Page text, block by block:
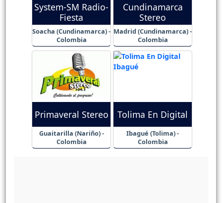
System-SM Radio-
Fiesta
Soacha (Cundinamarca) -
Colombia
Cundinamarca
Stereo
Madrid (Cundinamarca) -
Colombia
Primaveral Stereo
Guaitarilla (Nariño) -
Colombia
Tolima En Digital
Ibagué (Tolima) -
Colombia